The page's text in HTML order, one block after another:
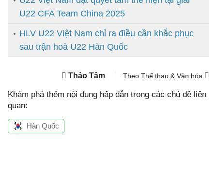
U22 CFA Team China 2025
HLV U22 Việt Nam chỉ ra điều cần khắc phục
sau trận hoà U22 Hàn Quốc
Thảo Tâm Theo Thể thao & Văn hóa
Khám phá thêm nội dung hấp dẫn trong các chủ đề liên
quan:
Hàn Quốc